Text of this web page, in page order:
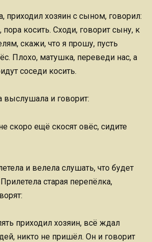
приходил хозяин с сыном, говорил:
косить. Сходи, говорит сыну, к
скажи, что я прошу, пусть
Плохо, матушка, переведи нас, а
соседи косить.
выслушала и говорит:
скоро ещё скосят овёс, сидите
и велела слушать, что будет
старая перепёлка,
приходил хозяин, всё ждал
никто не пришёл. Он и говорит